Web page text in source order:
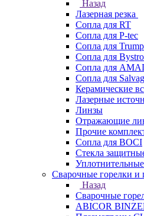
Назад
Лазерная резка
Сопла для RT
Сопла для P-tec
Сопла для
Сопла для
Сопла для
Сопла для
Керамические
Лазерные
Линзы
Отражающие
Прочие
Сопла для BOCI
Стекла
Сварочные горелки и
Назад
Сварочные
ABICOR